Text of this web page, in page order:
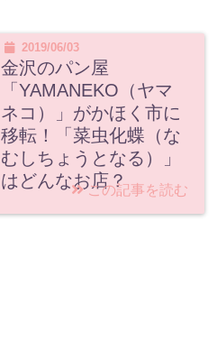
2019/06/03
金沢のパン屋
「YAMANEKO（ヤマ
ネコ）」がかほく市に
移転！「菜虫化蝶（な
むしちょうとなる）」
はどんなお店？この記事を読む